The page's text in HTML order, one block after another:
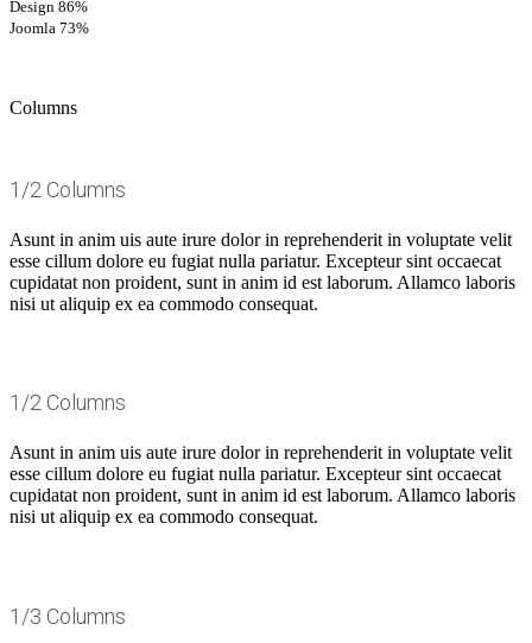
Design 86%
Joomla 73%
Columns
1/2 Columns
Asunt in anim uis aute irure dolor in reprehenderit in voluptate velit
esse cillum dolore eu fugiat nulla pariatur. Excepteur sint occaecat
cupidatat non proident, sunt in anim id est laborum. Allamco laboris
nisi ut aliquip ex ea commodo consequat.
1/2 Columns
Asunt in anim uis aute irure dolor in reprehenderit in voluptate velit
esse cillum dolore eu fugiat nulla pariatur. Excepteur sint occaecat
cupidatat non proident, sunt in anim id est laborum. Allamco laboris
nisi ut aliquip ex ea commodo consequat.
1/3 Columns